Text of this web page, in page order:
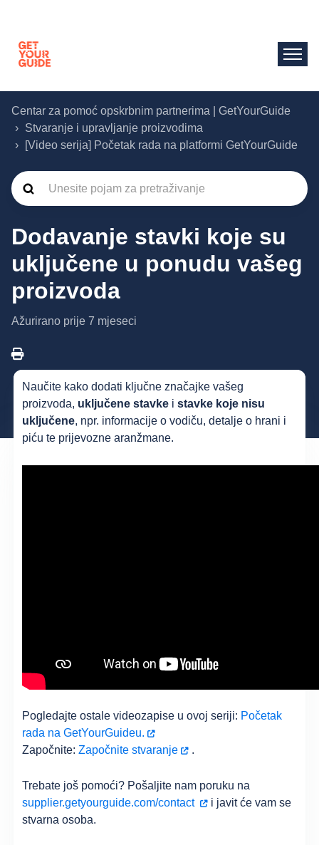
Centar za pomoć opskrbnim partnerima | GetYourGuide
Stvaranje i upravljanje proizvodima
[Video serija] Početak rada na platformi GetYourGuide
Dodavanje stavki koje su
uključene u ponudu vašeg
proizvoda
Ažurirano prije 7 mjeseci
Naučite kako dodati ključne značajke vašeg
proizvoda, uključene stavke istavke koje nisu
uključene, npr. informacije o vodiču, detalje o hrani i
piću te prijevozne aranžmane.
Pogledajte ostale videozapise u ovoj seriji: Početak
rada na GetYourGuideu.
Započnite:Započnite stvaranje .
Trebate još pomoći? Pošaljite nam poruku na
supplier.getyourguide.com/contact
i javit će vam se
stvarna osoba.